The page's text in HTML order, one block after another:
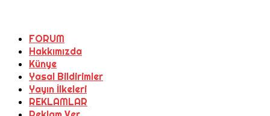
FORUM
Hakkımızda
Künye
Yasal Bildirimler
Yayın İlkeleri
REKLAMLAR